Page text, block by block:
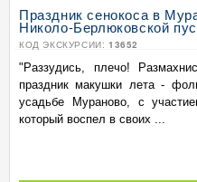
Праздник сенокоса в
Николо-Берлюковской
КОД ЭКСКУРСИИ: 13652
"Раззудись, плечо!
праздник макушки лета -
усадьбе Мураново, с
который воспел в своих ...